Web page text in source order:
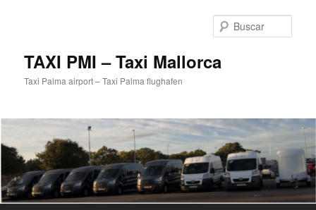
TAXI PMI – Taxi Mallorca
Taxi Palma airport – Taxi Palma flughafen